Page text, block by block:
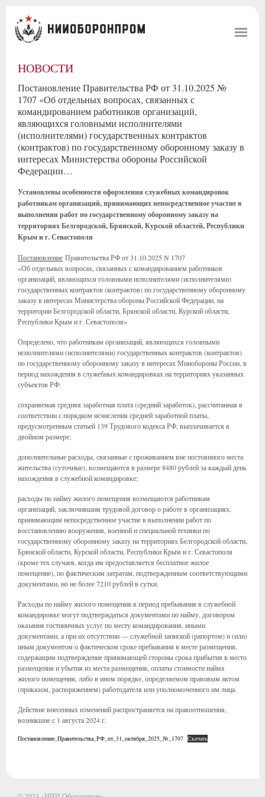
НОВОСТИ
Постановление Правительства РФ от 31.10.2025 №
1707 «Об отдельных вопросах, связанных с
командированием работников организаций,
являющихся головными исполнителями
(исполнителями) государственных контрактов
(контрактов) по государственному оборонному заказу в
интересах Министерства обороны Российской
Федерации…
Установлены особенности оформления служебных командировок
работникам организаций, принимающих непосредственное участие в
выполнении работ по государственному оборонному заказу на
территориях Белгородской, Брянской, Курской областей, Республики
Крым и г. Севастополя
Постановление Правительства РФ от 31.10.2025 N 1707
«Об отдельных вопросах, связанных с командированием работников
организаций, являющихся головными исполнителями (исполнителями)
государственных контрактов (контрактов) по государственному оборонному
заказу в интересах Министерства обороны Российской Федерации, на
территории Белгородской области, Брянской области, Курской области,
Республики Крым и г. Севастополя»
Определено, что работникам организаций, являющихся головными
исполнителями (исполнителями) государственных контрактов (контрактов)
по государственному оборонному заказу в интересах Минобороны России, в
период нахождения в служебных командировках на территориях указанных
субъектов РФ:
сохраняемая средняя заработная плата (средний заработок), рассчитанная в
соответствии с порядком исчисления средней заработной платы,
предусмотренным статьей 139 Трудового кодекса РФ, выплачивается в
двойном размере;
дополнительные расходы, связанные с проживанием вне постоянного места
жительства (суточные), возмещаются в размере 8480 рублей за каждый день
нахождения в служебной командировке;
расходы по найму жилого помещения возмещаются работникам
организаций, заключившим трудовой договор о работе в организациях,
принимающим непосредственное участие в выполнении работ по
восстановлению вооружения, военной и специальной техники по
государственному оборонному заказу на территориях Белгородской области,
Брянской области, Курской области, Республики Крым и г. Севастополя
(кроме тех случаев, когда им предоставляется бесплатное жилое
помещение), по фактическим затратам, подтвержденным соответствующими
документами, но не более 7210 рублей в сутки.
Расходы по найму жилого помещения в период пребывания в служебной
командировке могут подтверждаться документами по найму, договором
оказания гостиничных услуг по месту командирования, иными
документами, а при их отсутствии — служебной запиской (рапортом) и (или)
иным документом о фактическом сроке пребывания в месте размещения,
содержащим подтверждение принимающей стороны срока прибытия в место
размещения и убытия из места размещения, оплаты стоимости найма
жилого помещения, либо в ином порядке, определяемом правовым актом
(приказом, распоряжением) работодателя или уполномоченного им лица.
Действие внесенных изменений распространяется на правоотношения,
возникшие с 1 августа 2024 г.
Постановление_Правительства_РФ_от_31_октября_2025_№_1707 Скачать